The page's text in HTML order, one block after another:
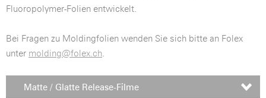
Fluoropolymer-Folien entwickelt.
Bei Fragen zu Moldingfolien wenden Sie sich bitte an Folex
unter molding@folex.ch.
Matte / Glatte Release-Filme